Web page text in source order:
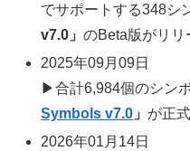
でサポートする348シ
v7.0」のBeta版がリリ
2025年09月09日
▶合計6,984個のシン
Symbols v7.0 」 が正
2026年01月14日